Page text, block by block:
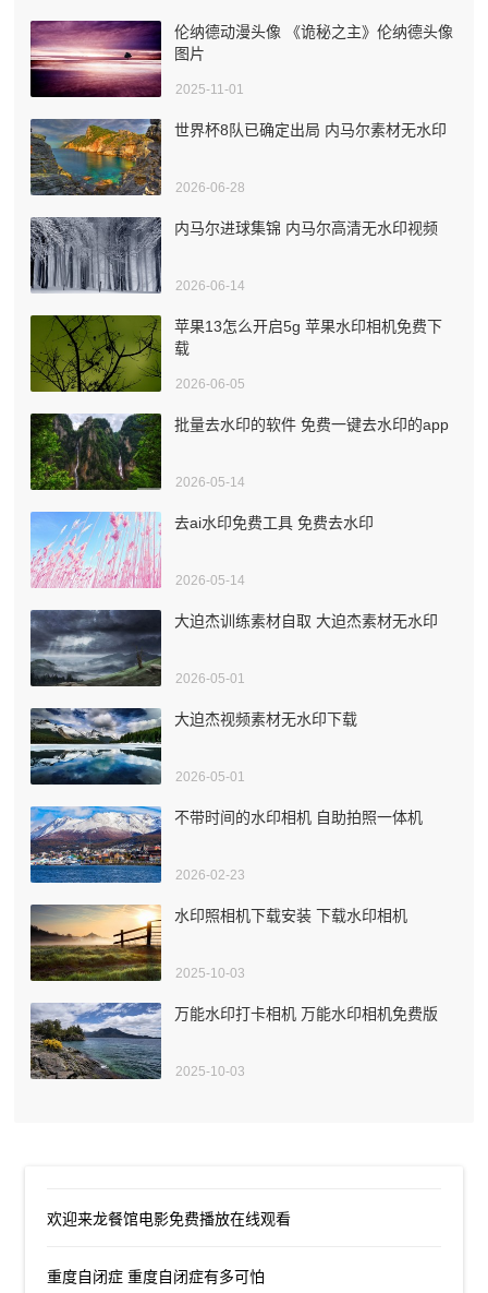
伦纳德动漫头像 《诡秘之主》伦纳德头像
图片
2025-11-01
世界杯8队已确定出局 内马尔素材无水印
2026-06-28
内马尔进球集锦 内马尔高清无水印视频
2026-06-14
苹果13怎么开启5g 苹果水印相机免费下
载
2026-06-05
批量去水印的软件 免费一键去水印的app
2026-05-14
去ai水印免费工具 免费去水印
2026-05-14
大迫杰训练素材自取 大迫杰素材无水印
2026-05-01
大迫杰视频素材无水印下载
2026-05-01
不带时间的水印相机 自助拍照一体机
2026-02-23
水印照相机下载安装 下载水印相机
2025-10-03
万能水印打卡相机 万能水印相机免费版
2025-10-03
欢迎来龙餐馆电影免费播放在线观看
重度自闭症 重度自闭症有多可怕